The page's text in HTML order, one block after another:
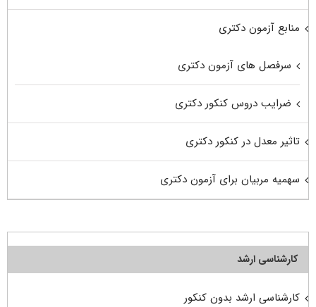
منابع آزمون دکتری
سرفصل های آزمون دکتری
ضرایب دروس کنکور دکتری
تاثیر معدل در کنکور دکتری
سهمیه مربیان برای آزمون دکتری
کارشناسی ارشد
کارشناسی ارشد بدون کنکور